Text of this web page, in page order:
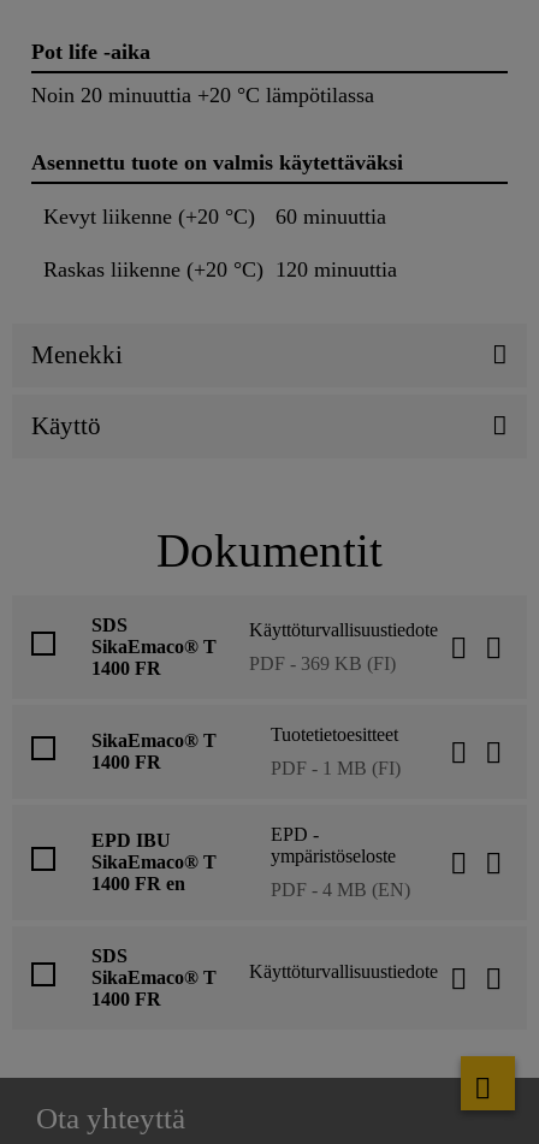
Pot life -aika
Noin 20 minuuttia +20 °C lämpötilassa
Asennettu tuote on valmis käytettäväksi
Kevyt liikenne (+20 °C) 60 minuuttia
Raskas liikenne (+20 °C) 120 minuuttia
Menekki
Käyttö
Dokumentit
SDS
SikaEmaco® T
1400 FR
Käyttöturvallisuustiedote
PDF - 369 KB (FI)
SikaEmaco® T
1400 FR
Tuotetietoesitteet
PDF - 1 MB (FI)
EPD IBU
SikaEmaco® T
1400 FR en
EPD -
ympäristöseloste
PDF - 4 MB (EN)
SDS
SikaEmaco® T
1400 FR
Käyttöturvallisuustiedote
Ota yhteyttä